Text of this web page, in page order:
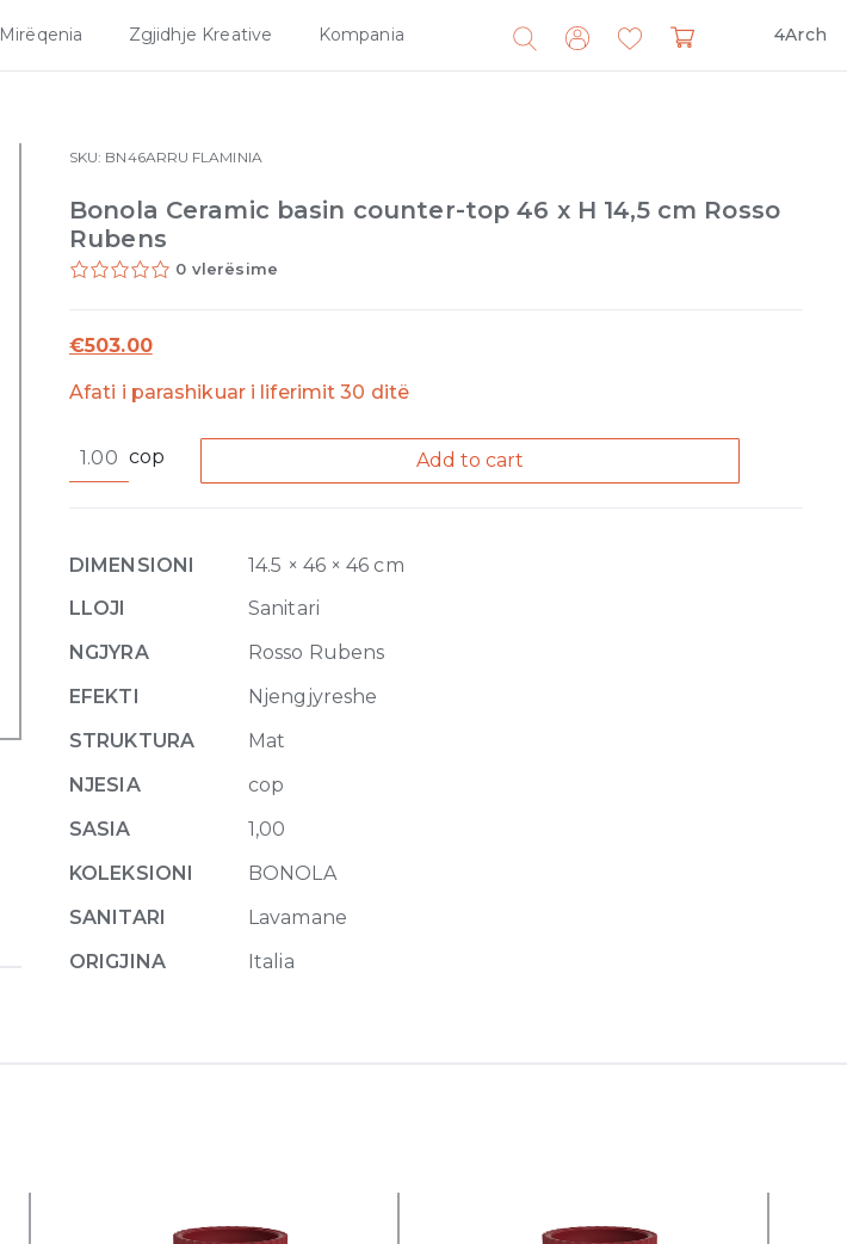
Mirëqenia Zgjidhje Kreative Kompania 4Arch
Search
for:
SKU: BN46ARRU FLAMINIA
Bonola Ceramic basin counter-top 46 x H 14,5 cm Rosso
Rubens
0 vlerësime
€503.00
Afati i parashikuar i liferimit 30 ditë
Ceramic
46
x
14,5
cm
Rubens
quantity
cop Add to cart
DIMENSIONI
14.5 × 46 × 46 cm
LLOJI
Sanitari
NGJYRA
Rosso Rubens
EFEKTI
Njengjyreshe
STRUKTURA
Mat
NJESIA
cop
SASIA
1,00
KOLEKSIONI
BONOLA
SANITARI
Lavamane
ORIGJINA
Italia